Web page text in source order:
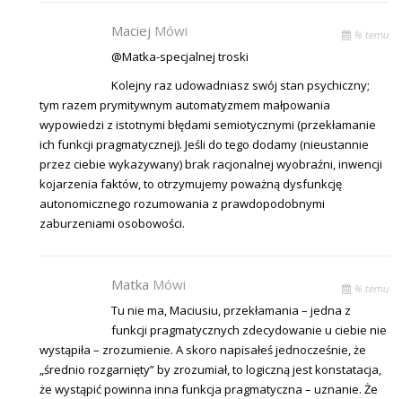
Maciej Mówi % temu
@Matka-specjalnej troski
Kolejny raz udowadniasz swój stan psychiczny;
tym razem prymitywnym automatyzmem małpowania
wypowiedzi z istotnymi błędami semiotycznymi (przekłamanie
ich funkcji pragmatycznej). Jeśli do tego dodamy (nieustannie
przez ciebie wykazywany) brak racjonalnej wyobraźni, inwencji
kojarzenia faktów, to otrzymujemy poważną dysfunkcję
autonomicznego rozumowania z prawdopodobnymi
zaburzeniami osobowości.
Matka Mówi % temu
Tu nie ma, Maciusiu, przekłamania – jedna z
funkcji pragmatycznych zdecydowanie u ciebie nie
wystąpiła – zrozumienie. A skoro napisałeś jednocześnie, że
„średnio rozgarnięty” by zrozumiał, to logiczną jest konstatacja,
że wystąpić powinna inna funkcja pragmatyczna – uznanie. Że